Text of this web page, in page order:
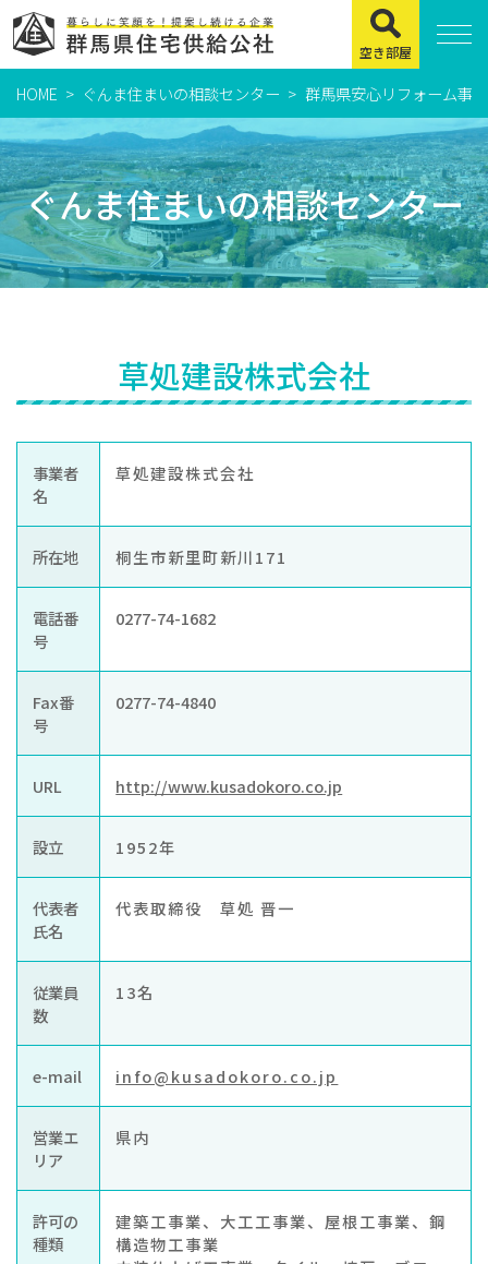
住まいをお探しの方
県営住宅
公社賃貸住宅
緊急通報システムについて
市営・町営住宅
賃貸店舗・事務所
ぐんま住まいの
相談センター
現在お住まい
の方へ
公社に
ついて
採用
入札
空き部屋
HOME ぐんま住まいの相談センター 群馬県安心リフォーム事
ぐんま住まいの相談センター
草処建設株式会社
事業者
名
草処建設株式会社
所在地 桐生市新里町新川171
電話番
号
0277-74-1682
Fax番
号
0277-74-4840
URL http://www.kusadokoro.co.jp
設立 1952年
代表者
氏名
代表取締役 草処 晋一
従業員
数
13名
e-mail info@kusadokoro.co.jp
営業エ
リア
県内
許可の
種類
建築工事業、大工工事業、屋根工事業、鋼
構造物工事業